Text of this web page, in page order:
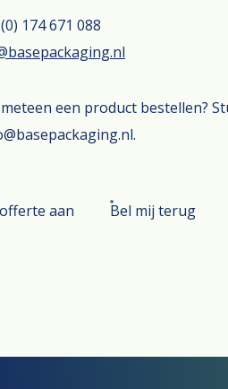
174 671 088
een product bestellen?
aan Bel mij terug